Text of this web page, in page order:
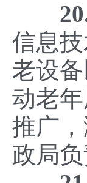
信息
老设
动老
推广
政局负